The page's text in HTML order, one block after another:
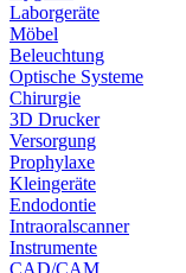
Laborgeräte
Möbel
Beleuchtung
Optische Systeme
Chirurgie
3D Drucker
Versorgung
Prophylaxe
Kleingeräte
Endodontie
Intraoralscanner
Instrumente
CAD/CAM